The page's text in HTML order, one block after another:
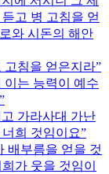
고 병 고침을 얻
와 시돈의 해안
고침을 얻은지라
이는 능력이 예수
가라사대 가난
희 것임이요
배부름을 얻을 것
가 웃을 것임이